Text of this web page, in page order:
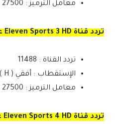
معامل الترميز : 27500
تردد قناة Eleven Sports 3 HD على الاوروبي
تردد القناة : 11488
الإستقطاب : أفقي ( H )
معامل الترميز : 27500
تردد قناة Eleven Sports 4 HD على الاوروبي